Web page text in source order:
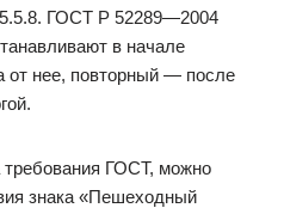
ГОСТ Р 52289—2004
в начале
от нее, повторный — после
требования ГОСТ, можно
знака «Пешеходный